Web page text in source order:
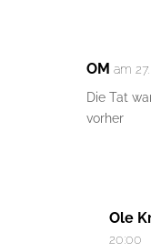
OM am
Die Tat
vorher
Ole
20:00